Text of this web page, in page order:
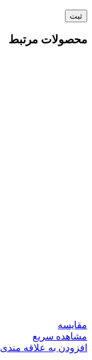
محصولات مرتبط
مقایسه
مشاهده سریع
افزودن به علاقه مندی